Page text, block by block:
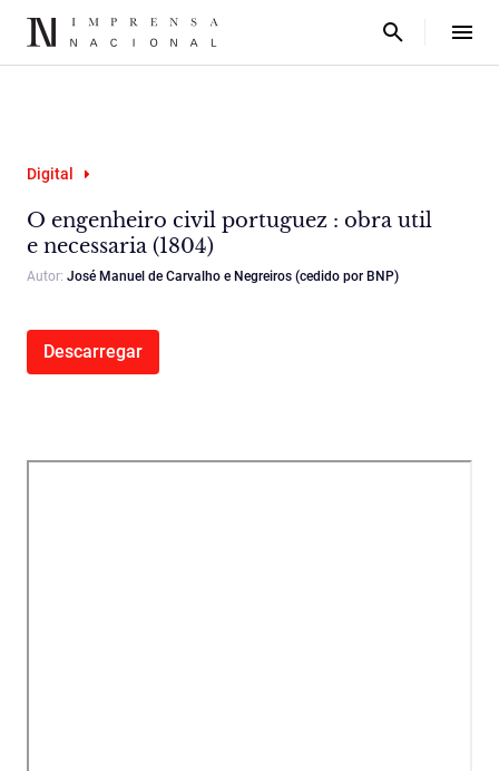
Digital
O engenheiro civil portuguez : obra util
e necessaria (1804)
Autor: José Manuel de Carvalho e Negreiros (cedido por BNP)
Descarregar